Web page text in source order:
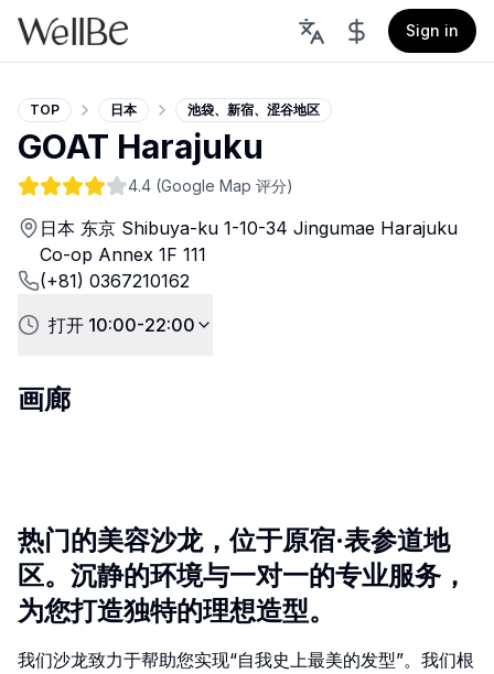
Sign in
TOP 日本 池袋、新宿、涩谷地区
GOAT Harajuku
4.4 (Google Map 评分)
日本 东京 Shibuya-ku 1-10-34 Jingumae Harajuku
Co-op Annex 1F 111
(+81) 0367210162
打开 10:00-22:00
画廊
热门的美容沙龙，位于原宿·表参道地
区。沉静的环境与一对一的专业服务，
为您打造独特的理想造型。
我们沙龙致力于帮助您实现“自我史上最美的发型”。我们根